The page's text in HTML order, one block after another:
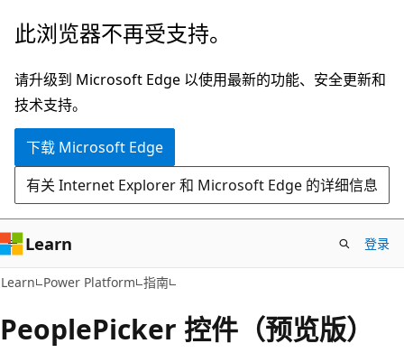
跳
主
要
内
此浏览器不再受支持。
请升级到 Microsoft Edge 以使用最新的功能、安全更新和
技术支持。
下载 Microsoft Edge
有关 Internet Explorer 和 Microsoft Edge 的详细信息
Learn 登录
Learn Power Platform 指南
PeoplePicker 控件（预览版）